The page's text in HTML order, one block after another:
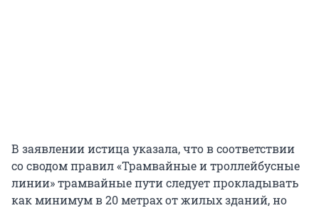
В заявлении истица указала, что в соответствии
со сводом правил «Трамвайные и троллейбусные
линии» трамвайные пути следует прокладывать
как минимум в 20 метрах от жилых зданий, но